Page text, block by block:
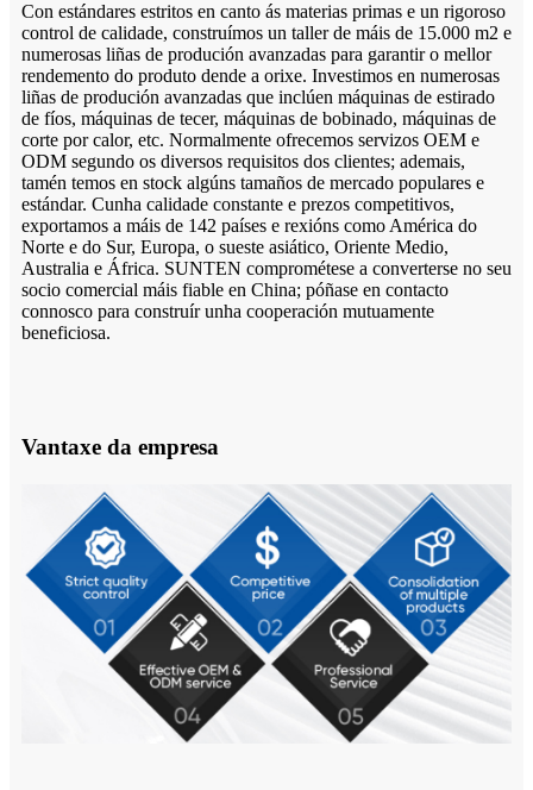
Con estándares estritos en canto ás materias primas e un rigoroso
control de calidade, construímos un taller de máis de 15.000 m2 e
numerosas liñas de produción avanzadas para garantir o mellor
rendemento do produto dende a orixe. Investimos en numerosas
liñas de produción avanzadas que inclúen máquinas de estirado
de fíos, máquinas de tecer, máquinas de bobinado, máquinas de
corte por calor, etc. Normalmente ofrecemos servizos OEM e
ODM segundo os diversos requisitos dos clientes; ademais,
tamén temos en stock algúns tamaños de mercado populares e
estándar. Cunha calidade constante e prezos competitivos,
exportamos a máis de 142 países e rexións como América do
Norte e do Sur, Europa, o sueste asiático, Oriente Medio,
Australia e África. SUNTEN comprométese a converterse no seu
socio comercial máis fiable en China; póñase en contacto
connosco para construír unha cooperación mutuamente
beneficiosa.
Vantaxe da empresa